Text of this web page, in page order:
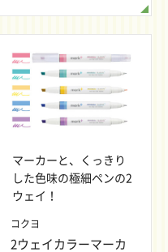
マーカーと、くっきり
した色味の極細ペンの2
ウェイ！
コクヨ
2ウェイカラーマーカ